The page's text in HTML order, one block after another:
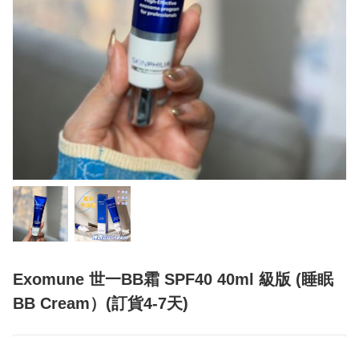
Exomune 世一BB霜 SPF40 40ml 級版 (睡眠
BB Cream）(訂貨4-7天)